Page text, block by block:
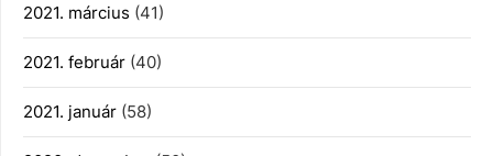
2021. március (41)
2021. február (40)
2021. január (58)